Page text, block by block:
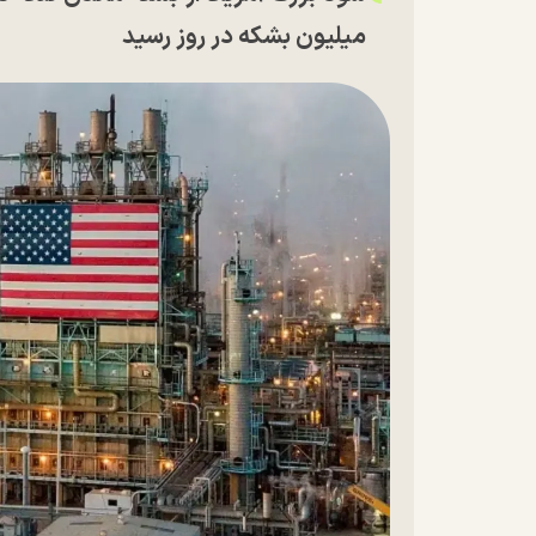
میلیون بشکه در روز رسید